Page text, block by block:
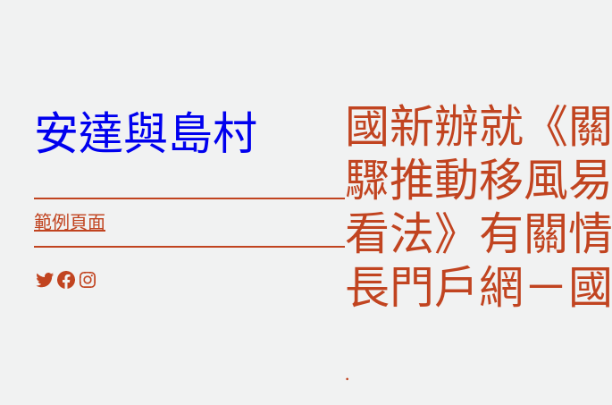
安達與島村
範例頁面
X Facebook Instagram
國新辦就《
驟推動移風
看法》有關
長門戶網－
.